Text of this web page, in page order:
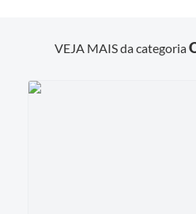
VEJA MAIS da categoria